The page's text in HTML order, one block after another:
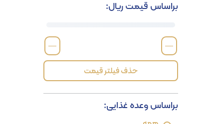
براساس قیمت ریال:
—
—
حذف فیلتر قیمت
براساس وعده غذایی: